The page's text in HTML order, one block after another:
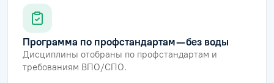
Программа по профстандартам — без воды
Дисциплины отобраны по профстандартам и
требованиям ВПО/СПО.